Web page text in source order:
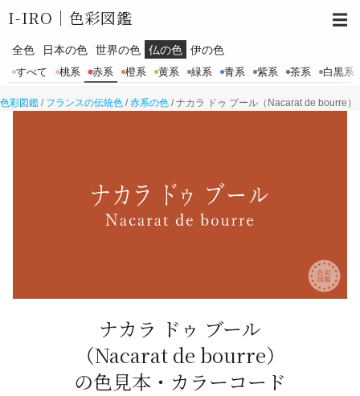
I-IRO｜ 色彩図鑑
全色 日本の色 世界の色 仏の色 伊の色
すべて 桃系 赤系 橙系 黄系 緑系 青系 紫系 茶系 白黒系
☰
色彩図鑑 / フランスの伝統色 / 赤系の色 /ナカラ ドゥ ブール（Nacarat de bourre）
ナカラ ドゥ ブール
（Nacarat de bourre）
の色見本・カラーコード